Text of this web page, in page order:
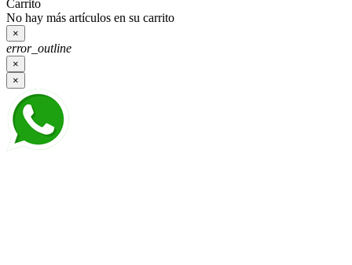
Carrito
No hay más artículos en su carrito
×
error_outline
×
×